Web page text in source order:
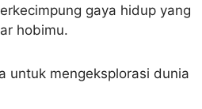
gaya hidup yang
hobimu.
untuk mengeksplorasi dunia